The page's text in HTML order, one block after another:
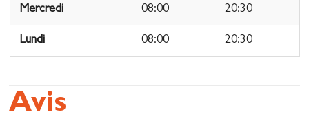
Mercredi 08:00 20:30
Lundi 08:00 20:30
Avis